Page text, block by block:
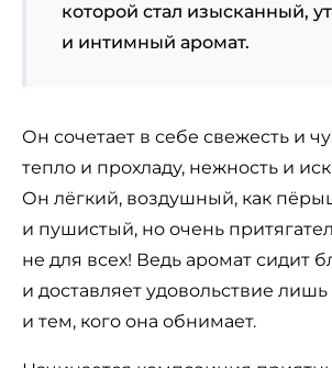
которой стал изысканный,
и интимный аромат.
Он сочетает в себе свежесть и
тепло и прохладу, нежность и
Он лёгкий, воздушный, как
и пушистый, но очень
не для всех! Ведь аромат сидит
и доставляет удовольствие
и тем, кого она обнимает.